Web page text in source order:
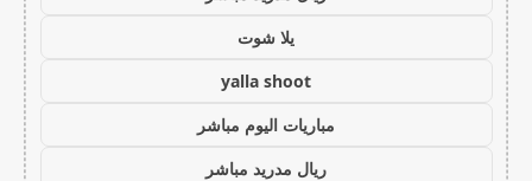
يلا شوت
yalla shoot
مباريات اليوم مباشر
ريال مدريد مباشر